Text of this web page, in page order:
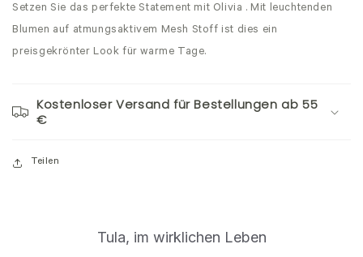
Setzen Sie das perfekte Statement mit Olivia . Mit leuchtenden
Blumen auf atmungsaktivem Mesh Stoff ist dies ein
preisgekrönter Look für warme Tage.
Kostenloser Versand für Bestellungen ab 55
€
Teilen
Tula, im wirklichen Leben